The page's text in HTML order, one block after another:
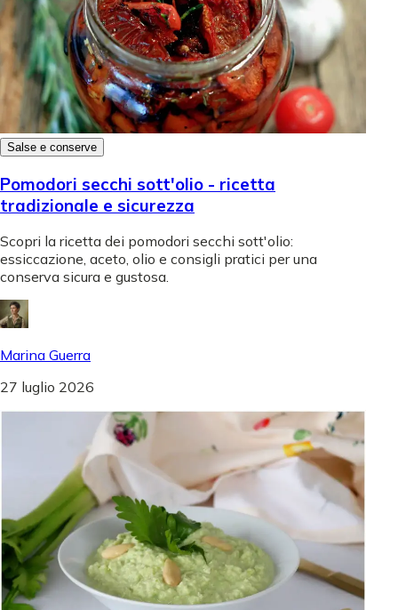
Salse e conserve
Pomodori secchi sott'olio - ricetta
tradizionale e sicurezza
Scopri la ricetta dei pomodori secchi sott'olio:
essiccazione, aceto, olio e consigli pratici per una
conserva sicura e gustosa.
Marina Guerra
27 luglio 2026